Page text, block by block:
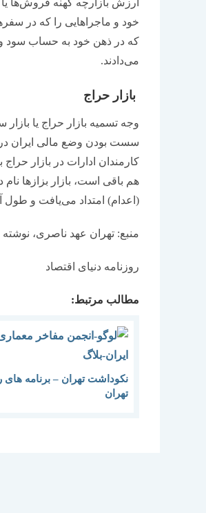
ارزش بازارچه کهنه فروش‌ها
خود و ماجراهایی را که در
که در ذهن خود به حساب سود و
می‌دادند.
بازار حراج
وجه تسمیه بازار حراج یا
سست بودن وضع مالی ایران در
کارمندان ادارات در بازار
هم باقی است، بازار بزازها
(اعدام) امتداد می‌یافت و طول
منبع: تهران عهد ناصری، نوشته
روزنامه دنیای اقتصاد
مطالب مرتبط:
نکوداشت تهران – برنامه های
تهران